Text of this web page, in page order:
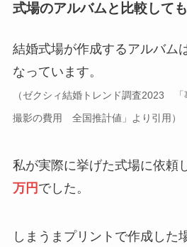
式場のアルバムと比較しても
結婚式場が作成するアルバム
なっています。
（ゼクシィ結婚トレンド調査2023
撮影の費用 全国推計値」より引用）
私が実際に挙げた式場に依頼
万円 でした。
しまうまプリントで作成した